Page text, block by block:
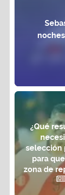
¿Qué
selección
para
zona de